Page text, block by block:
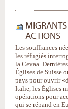
ACTIONS
Les souffrances
les réfugiés
la Cevaa.
Églises de Suisse
pays pour ouvrir
Italie, les Églises
opérations pour
qui se répand en